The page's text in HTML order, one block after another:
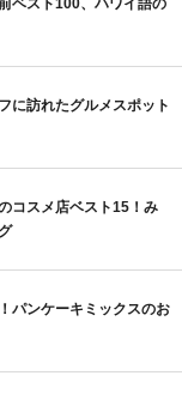
ベスト100、ハワイ語の
に訪れたグルメスポット
コスメ店ベスト15！み
パンケーキミックスのお